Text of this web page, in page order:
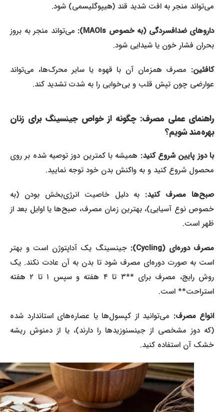
می‌تواند منجر به افت شدید قند (هیپوگلیسمی) شود.
داروهای ضدافسردگی (به خصوص MAOIs):
می‌تواند منجر به بروز
بحران فشار خون یا شیدایی شود.
کافئین:مصرف همزمان آن با قهوه یا سایر محرک‌ها، می‌تواند
عوارضی چون تپش قلب و بی‌خوابی را به شدت تشدید کند.
راهنمای عملی مصرف: چگونه از خواص جینسینگ برای زنان
بهره‌مند شویم؟
با دوز پایین شروع کنید:همیشه با کمترین دوز توصیه شده بر روی
محصول شروع کنید و به واکنش بدن خود توجه نمایید.
صبح‌ها مصرف کنید:به دلیل خاصیت انرژی‌بخش بودن (به
خصوص نوع آسیایی)، بهترین زمان مصرف، صبح‌ها یا اوایل بعد از
ظهر است.
مصرف دوره‌ای (Cycling):
جینسینگ یک آداپتوژن است و بهتر
است به صورت دوره‌ای مصرف شود تا بدن به آن عادت نکند. یک
روش رایج، مصرف برای **۳ تا ۴ هفته و سپس ۱ تا ۲ هفته
استراحت** است.
انواع مصرف:می‌توانید از کپسول‌ها یا عصاره‌های استاندارد شده
(که دوز مشخصی از جینسنوزیدها را دارند)، یا از دمنوش ریشه
خشک آن استفاده کنید.